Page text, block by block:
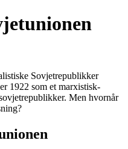
Sovjetrepublikker
1922 som et marxistisk-
Men hvornår